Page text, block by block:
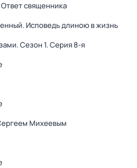
священника
Исповедь длиною в жизнь
. Сезон 1. Серия 8-я
Михеевым